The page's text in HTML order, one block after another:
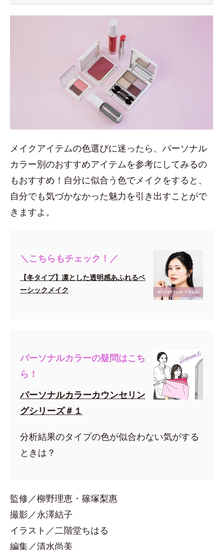
メイクアイテムの色選びに迷ったら、パーソナル
カラー別のおすすめアイテムを参考にしてみるの
もおすすめ！自分に似合う色でメイクをすると、
自分でも気づかなかった魅力を引き出すことがで
きますよ。
＼こちらもチェック！／
【冬タイプ】凛とした透明感あふれるベ
ーシックメイク
パーソナルカラーの疑問はこち
ら！
パーソナルカラーカウンセリン
グシリーズ＃１
分析結果のタイプの色が似合わない気がする
ときは？
監修／柳野理恵・篠塚梨惠
撮影／永澤結子
イラスト／二階堂ちはる
編集／清水尚美